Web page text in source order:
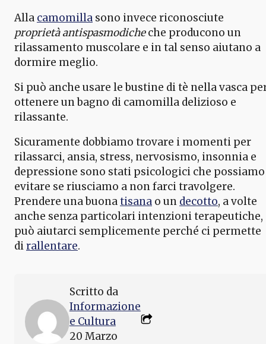
Alla camomilla sono invece riconosciute
proprietà antispasmodicheche producono un
rilassamento muscolare e in tal senso aiutano a
dormire meglio.
Si può anche usare le bustine di tè nella vasca
ottenere un bagno di camomilla delizioso e
rilassante.
Sicuramente dobbiamo trovare i momenti per
rilassarci, ansia, stress, nervosismo, insonnia e
depressione sono stati psicologici che possiamo
evitare se riusciamo a non farci travolgere.
Prendere una buonatisana o un decotto, a volte
anche senza particolari intenzioni terapeutiche,
può aiutarci semplicemente perché ci permette
dirallentare.
Scritto da
Informazione
e Cultura
20 Marzo